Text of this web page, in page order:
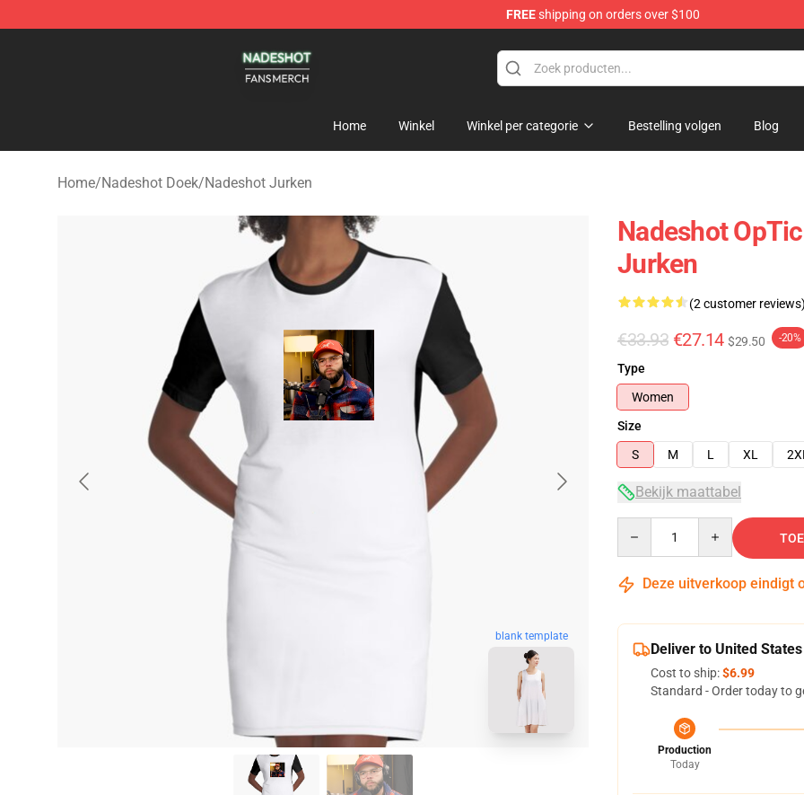
FREEshipping on orders over $100
Home Winkel Winkel per categorie Bestelling volgen Blog
Home/Nadeshot Doek/Nadeshot Jurken
blank template
Nadeshot
Jurken
(2 customer reviews)
€33.93 €27.14 $29.50 -20%
Type
Women
Size
S
M L XL 2XL
Bekijk maattabel
Deze uitverkoop eindigt
Deliver to United States
Cost to ship:$6.99
Standard - Order today to
Production
Today